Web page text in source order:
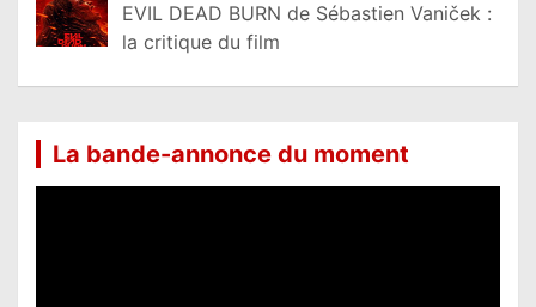
EVIL DEAD BURN de Sébastien Vaniček :
la critique du film
La bande-annonce du moment